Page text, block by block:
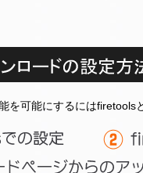
を可能にするにはfiretools